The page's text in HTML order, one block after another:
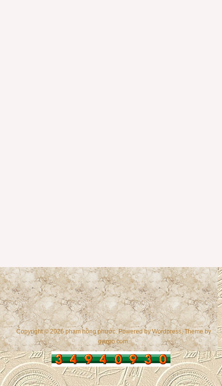
Copyright © 2026 phạm hồng phước. Powered byWordpress, Theme by
gazpo.com.